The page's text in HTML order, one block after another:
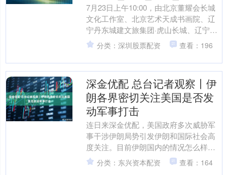
7月23日上午10:00，由北京董耀会长城
文化工作室、北京艺术天成书画院、辽
宁丹东城建文旅集团·虎山长城、辽宁丹
东鸭绿江旅游集团等单位联合主办的“讲
长城 写长城....
分类：深圳股票配资 查看：196
深金优配 总台记者观察丨伊
朗各界密切关注美国是否发
动军事打击
连日来深金优配，美国政府多次威胁军
事干涉伊朗局势引发伊朗和国际社会高
度关注。目前伊朗国内的情况怎么样？
普通民众最关心哪些问题？ rr 总台记者
李健南：我现在正....
分类：东兴资本配资 查看：164